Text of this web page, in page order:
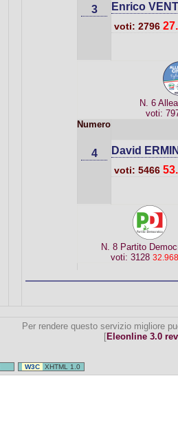
3 Enrico
voti: 2796
N. 6
voti:
Numero
4 David
voti: 5466
N. 8 Partito
voti: 3128
Per rendere questo servizio migliore
[Eleonline 3.0
W3C XHTML 1.0